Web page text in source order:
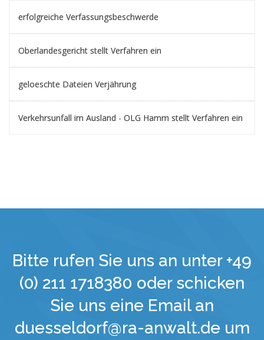
erfolgreiche Verfassungsbeschwerde
Oberlandesgericht stellt Verfahren ein
geloeschte Dateien Verjährung
Verkehrsunfall im Ausland - OLG Hamm stellt Verfahren ein
Bitte rufen Sie uns an unter +49
(0) 211 1718380 oder schicken
Sie uns eine Email an
duesseldorf@ra-anwalt.de um